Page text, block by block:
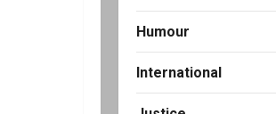
Humour
International